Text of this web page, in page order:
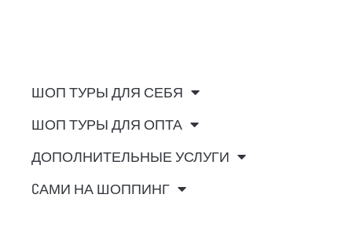
ШОП ТУРЫ ДЛЯ СЕБЯ
ШОП ТУРЫ ДЛЯ ОПТА
ДОПОЛНИТЕЛЬНЫЕ УСЛУГИ
CАМИ НА ШОППИНГ